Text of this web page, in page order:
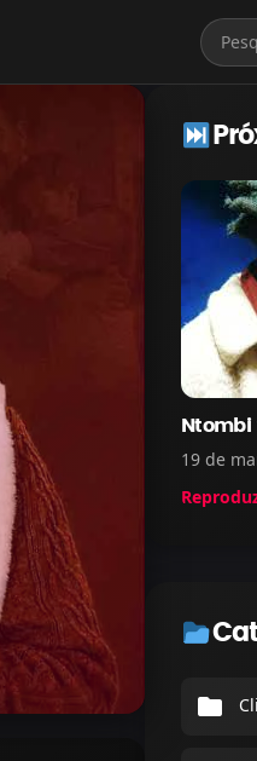
Ntombi
19 de
folder